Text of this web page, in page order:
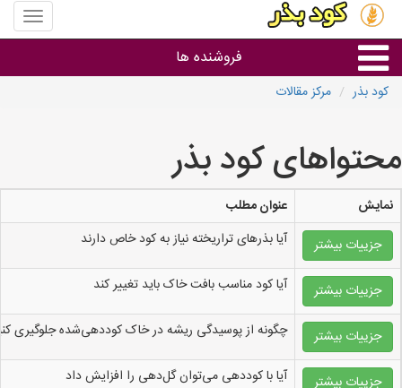
منوی
سایت
بذر
فروشنده ها
استان ها
کود بذر مرکز مقالات
محتواهای کود بذر
نمایش
عنوان مطلب
جزییات بیشتر
آیا بذرهای تراریخته نیاز به کود خاص دارند
جزییات بیشتر آیا کود مناسب بافت خاک باید تغییر کند
جزییات بیشتر چگونه از پوسیدگی ریشه در خاک کوددهی‌شده جلوگیری
جزییات بیشتر آیا با کوددهی می‌توان گل‌دهی را افزایش داد